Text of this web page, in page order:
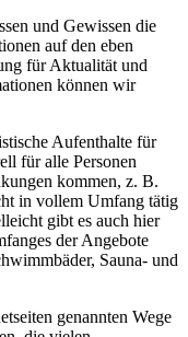
und Gewissen die
auf den eben
für Aktualität und
können wir
Aufenthalte für
für alle Personen
kommen, z. B.
in vollem Umfang tätig
gibt es auch hier
der Angebote
Sauna- und
genannten Wege